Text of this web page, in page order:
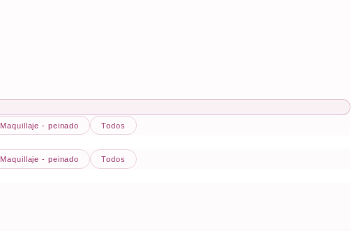
Maquillaje - peinado Todos
Maquillaje - peinado Todos